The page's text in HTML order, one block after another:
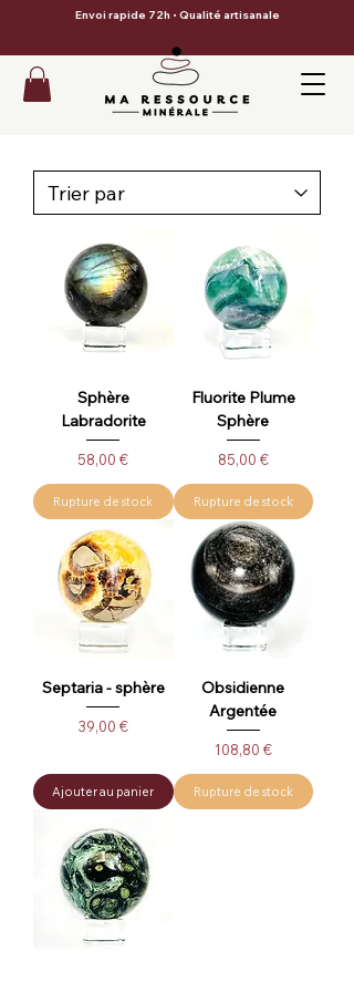
Envoi rapide 72h • Qualité artisanale
Sphère
Labradorite
Prix
58,00 €
Rupture de stock
Fluorite Plume
Sphère
Prix
85,00 €
Rupture de stock
Septaria - sphère
Prix
39,00 €
Ajouter au panier
Obsidienne
Argentée
Prix
108,80 €
Rupture de stock